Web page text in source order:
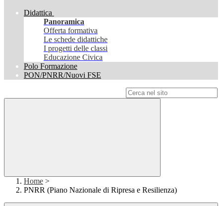
Didattica
Panoramica
Offerta formativa
Le schede didattiche
I progetti delle classi
Educazione Civica
Polo Formazione
PON/PNRR/Nuovi FSE
Home >
PNRR (Piano Nazionale di Ripresa e Resilienza)